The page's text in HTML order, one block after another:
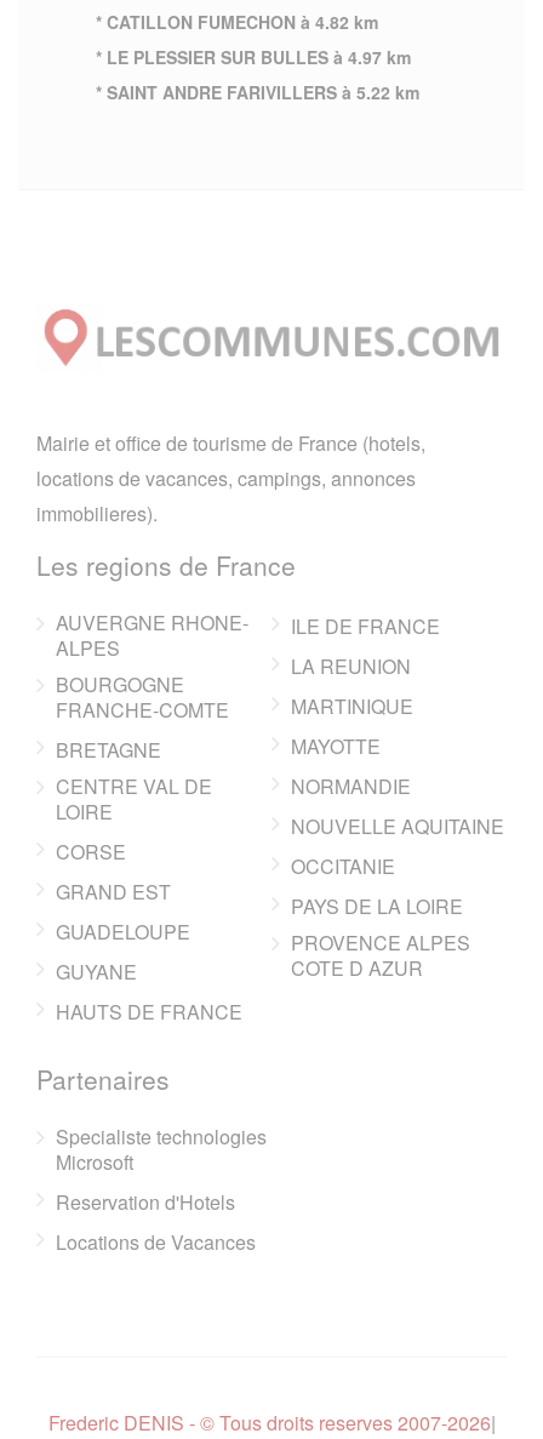
* CATILLON FUMECHON à 4.82 km
* LE PLESSIER SUR BULLES à 4.97 km
* SAINT ANDRE FARIVILLERS à 5.22 km
Mairie et office de tourisme de France (hotels,
locations de vacances, campings, annonces
immobilieres).
Les regions de France
AUVERGNE RHONE-
ALPES
BOURGOGNE
FRANCHE-COMTE
BRETAGNE
CENTRE VAL DE
LOIRE
CORSE
GRAND EST
GUADELOUPE
GUYANE
HAUTS DE FRANCE
ILE DE FRANCE
LA REUNION
MARTINIQUE
MAYOTTE
NORMANDIE
NOUVELLE AQUITAINE
OCCITANIE
PAYS DE LA LOIRE
PROVENCE ALPES
COTE D AZUR
Partenaires
Specialiste technologies
Microsoft
Reservation d'Hotels
Locations de Vacances
Frederic DENIS - © Tous droits reserves 2007-2026|